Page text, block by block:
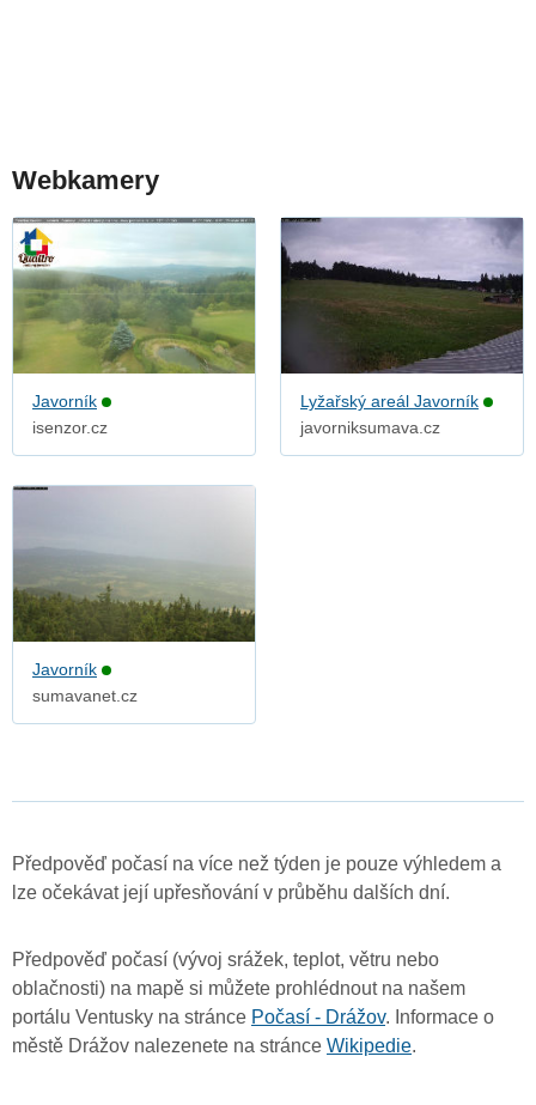
Webkamery
Javorník
isenzor.cz
Lyžařský areál Javorník
javorniksumava.cz
Javorník
sumavanet.cz
Předpověď počasí na více než týden je pouze výhledem a
lze očekávat její upřesňování v průběhu dalších dní.
Předpověď počasí (vývoj srážek, teplot, větru nebo
oblačnosti) na mapě si můžete prohlédnout na našem
portálu Ventusky na stránce Počasí - Drážov. Informace o
městě Drážov nalezenete na stránce Wikipedie.